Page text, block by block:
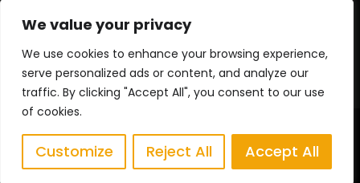
We value your privacy
We use cookies to enhance your browsing experience,
serve personalized ads or content, and analyze our
traffic. By clicking "Accept All", you consent to our use
of cookies.
Customize Reject All Accept All
o
d
e
j
a
e
s
e
Copyright Time for African Adventures - Todos los
derechos reservados | Desarrollado por: Pointless - Think
Digital